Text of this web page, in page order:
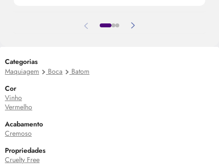
Categorias
Maquiagem
Boca
Batom
Cor
Vinho
Vermelho
Acabamento
Cremoso
Propriedades
Cruelty Free